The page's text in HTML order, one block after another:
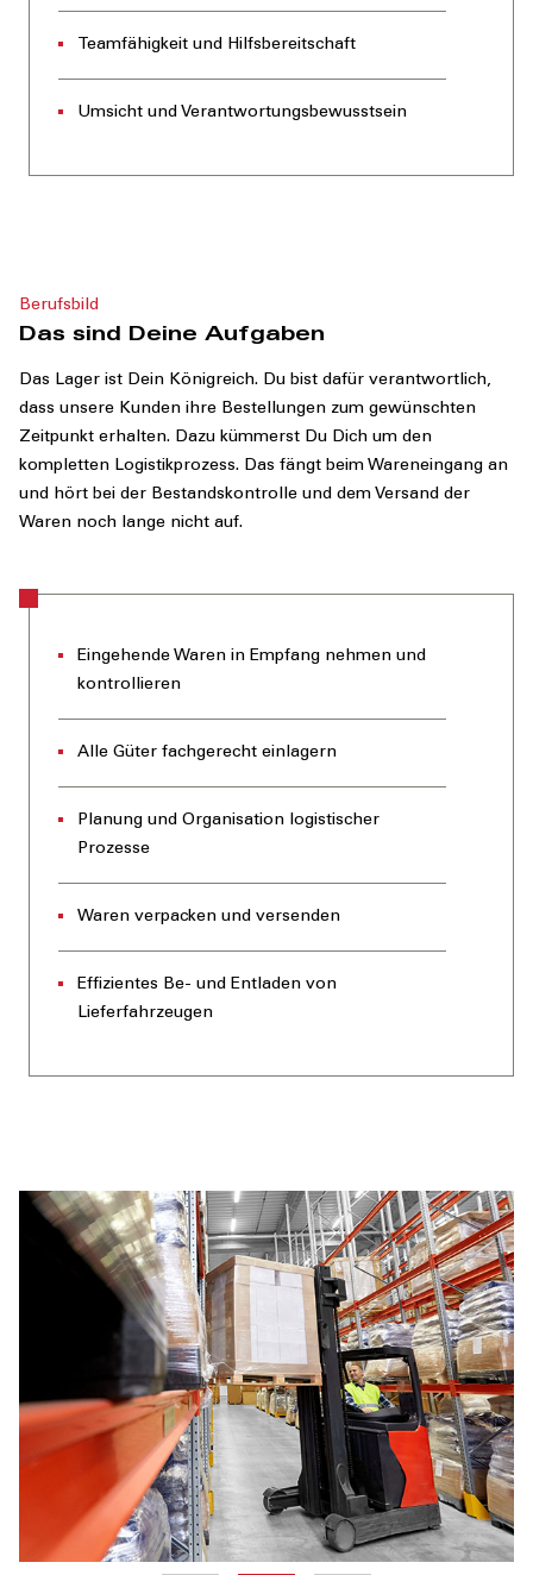
Teamfähigkeit und Hilfsbereitschaft
Umsicht und Verantwortungsbewusstsein
Berufsbild
Das sind Deine Aufgaben
Das Lager ist Dein Königreich. Du bist dafür verantwortlich,
dass unsere Kunden ihre Bestellungen zum gewünschten
Zeitpunkt erhalten. Dazu kümmerst Du Dich um den
kompletten Logistikprozess. Das fängt beim Wareneingang an
und hört bei der Bestandskontrolle und dem Versand der
Waren noch lange nicht auf.
Eingehende Waren in Empfang nehmen und
kontrollieren
Alle Güter fachgerecht einlagern
Planung und Organisation logistischer
Prozesse
Waren verpacken und versenden
Effizientes Be- und Entladen von
Lieferfahrzeugen